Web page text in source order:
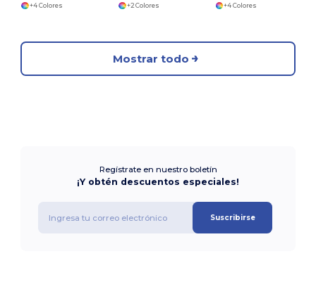
+4 Colores
+2 Colores
+4 Colores
Mostrar todo
Regístrate en nuestro boletín
¡Y obtén descuentos especiales!
Suscribirse